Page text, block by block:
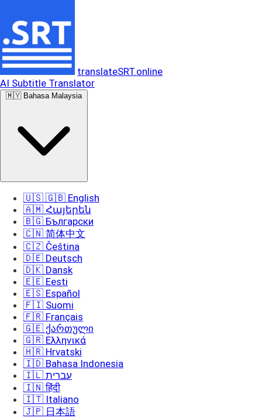
translateSRT.online
AI Subtitle Translator
🇲🇾 Bahasa Malaysia
🇺🇸 🇬🇧 English
🇦🇲 Հայերեն
🇧🇬 Български
🇨🇳 简体中文
🇨🇿 Čeština
🇩🇪 Deutsch
🇩🇰 Dansk
🇪🇪 Eesti
🇪🇸 Español
🇫🇮 Suomi
🇫🇷 Français
🇬🇪 ქართული
🇬🇷 Ελληνικά
🇭🇷 Hrvatski
🇮🇩 Bahasa Indonesia
🇮🇱 עברית
🇮🇳 हिंदी
🇮🇹 Italiano
🇯🇵 日本語